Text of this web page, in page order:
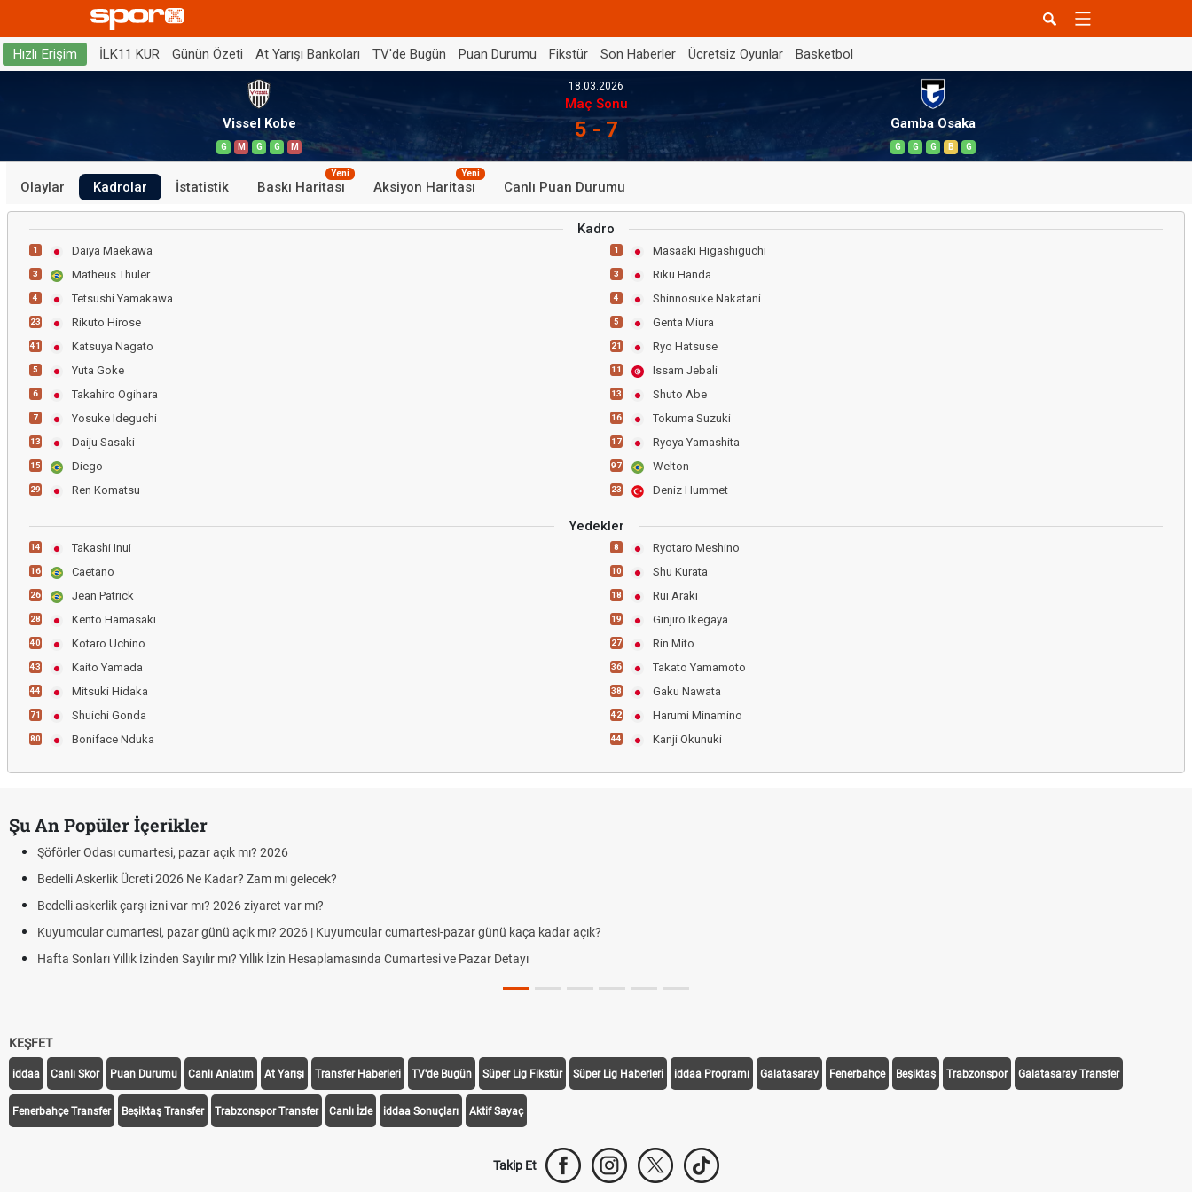
Hızlı Erişim İLK11 KUR Günün Özeti At Yarışı Bankoları TV'de Bugün Puan Durumu Fikstür Son Haberler Ücretsiz Oyunlar Basketbol
Vissel Kobe
G M G G M
18.03.2026
Maç Sonu
5 - 7 Gamba Osaka
G G G B G
Olaylar Kadrolar İstatistik Baskı Haritası
Yeni
Aksiyon Haritası
Yeni
Canlı Puan Durumu
Kadro
1 Daiya Maekawa
3 Matheus Thuler
4 Tetsushi Yamakawa
23 Rikuto Hirose
41 Katsuya Nagato
5 Yuta Goke
6 Takahiro Ogihara
7 Yosuke Ideguchi
13 Daiju Sasaki
15 Diego
29 Ren Komatsu
1 Masaaki Higashiguchi
3 Riku Handa
4 Shinnosuke Nakatani
5 Genta Miura
21 Ryo Hatsuse
11 Issam Jebali
13 Shuto Abe
16 Tokuma Suzuki
17 Ryoya Yamashita
97 Welton
23 Deniz Hummet
Yedekler
14 Takashi Inui
16 Caetano
26 Jean Patrick
28 Kento Hamasaki
40 Kotaro Uchino
43 Kaito Yamada
44 Mitsuki Hidaka
71 Shuichi Gonda
80 Boniface Nduka
8 Ryotaro Meshino
10 Shu Kurata
18 Rui Araki
19 Ginjiro Ikegaya
27 Rin Mito
36 Takato Yamamoto
38 Gaku Nawata
42 Harumi Minamino
44 Kanji Okunuki
Şu An Popüler İçerikler
Şöförler Odası cumartesi, pazar açık mı? 2026
Bedelli Askerlik Ücreti 2026 Ne Kadar? Zam mı gelecek?
Bedelli askerlik çarşı izni var mı? 2026 ziyaret var mı?
Kuyumcular cumartesi, pazar günü açık mı? 2026 | Kuyumcular cumartesi-pazar günü kaça kadar açık?
Hafta Sonları Yıllık İzinden Sayılır mı? Yıllık İzin Hesaplamasında Cumartesi ve Pazar Detayı
KEŞFET
iddaa Canlı Skor Puan Durumu Canlı Anlatım At Yarışı Transfer Haberleri TV'de Bugün Süper Lig Fikstür Süper Lig Haberleri iddaa Programı Galatasaray Fenerbahçe Beşiktaş Trabzonspor Galatasaray Transfer
Fenerbahçe Transfer Beşiktaş Transfer Trabzonspor Transfer Canlı İzle iddaa Sonuçları Aktif Sayaç
Takip Et